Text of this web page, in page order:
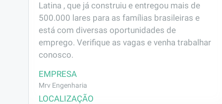
Latina , que já construiu e entregou mais de
500.000 lares para as famílias brasileiras e
está com diversas oportunidades de
emprego. Verifique as vagas e venha trabalhar
conosco.
EMPRESA
Mrv Engenharia
LOCALIZAÇÃO